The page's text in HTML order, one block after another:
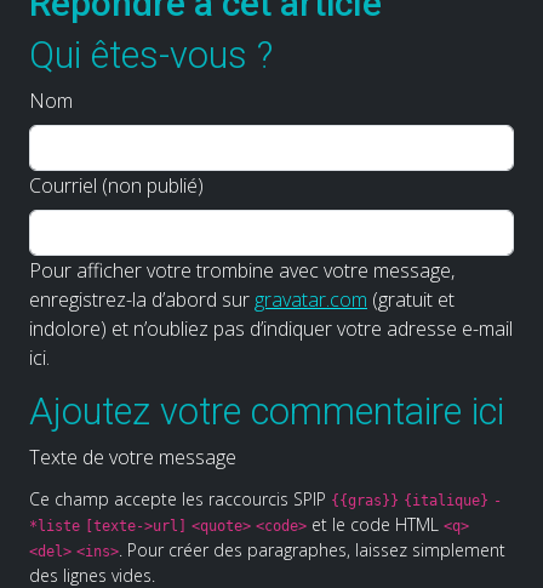
Qui êtes-vous ?
Nom
Courriel (non publié)
Pour afficher votre trombine avec votre message,
enregistrez-la d’abord sur gravatar.com (gratuit et
indolore) et n’oubliez pas d’indiquer votre adresse e-mail
ici.
Ajoutez votre commentaire ici
Texte de votre message
Ce champ accepte les raccourcis SPIP {{gras}} {italique} -
*liste [texte->url] <quote> <code> et le code HTML <q>
<del> <ins>. Pour créer des paragraphes, laissez simplement
des lignes vides.